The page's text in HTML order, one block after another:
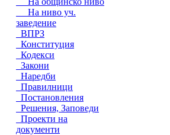
На ниво уч.
заведение
ВПРЗ
Конституция
Кодекси
Закони
Наредби
Правилници
Постановления
Решения, Заповеди
Проекти на
документи